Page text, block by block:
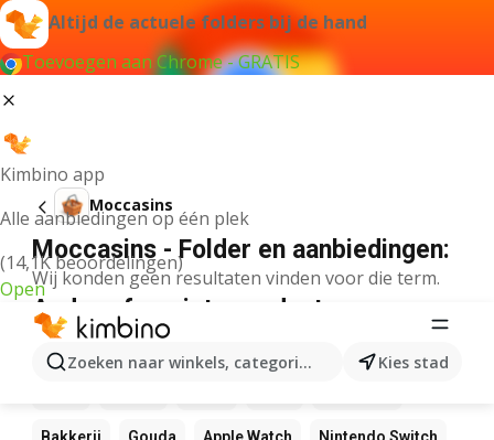
Altijd de actuele folders bij de hand
Toevoegen aan Chrome - GRATIS
Kimbino app
Alle aanbiedingen op één plek
(14,1K beoordelingen)
Open
Zoeken naar winkels, categorieën, producten...
Kies stad
Moccasins
Moccasins - Folder en aanbiedingen:
Wij konden geen resultaten vinden voor die term.
Andere favoriete producten